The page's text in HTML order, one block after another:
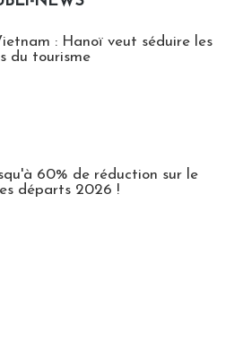
: Hanoï veut séduire les
du tourisme
60% de réduction sur le
départs 2026 !